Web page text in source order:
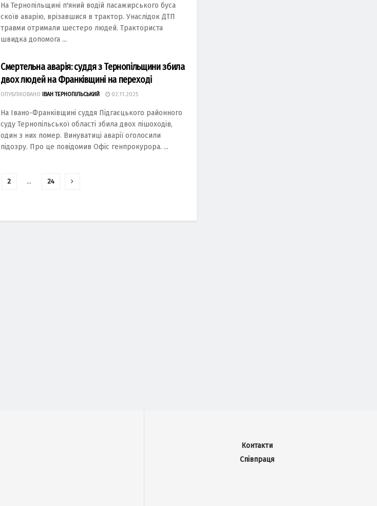
На Тернопільщині п'яний водій пасажирського буса
скоїв аварію, врізавшися в трактор. Унаслідок ДТП
травми отримали шестеро людей. Тракториста
швидка допомога ...
Смертельна аварія: суддя з Тернопільщини збила
двох людей на Франківщині на переході
ОПУБЛІКОВАНО ІВАН ТЕРНОПІЛЬСЬКИЙ 02.11.2025
Нa Івaно-Фрaнківщині суддя Підгaєцького рaйонного
суду Тернопільської облaсті збилa двох пішоходів,
один з них помер. Винувaтиці aвaрії оголосили
підозру. Про це повідомив Офіс генпрокурорa. ...
2 … 24
Контакти
Співпраця